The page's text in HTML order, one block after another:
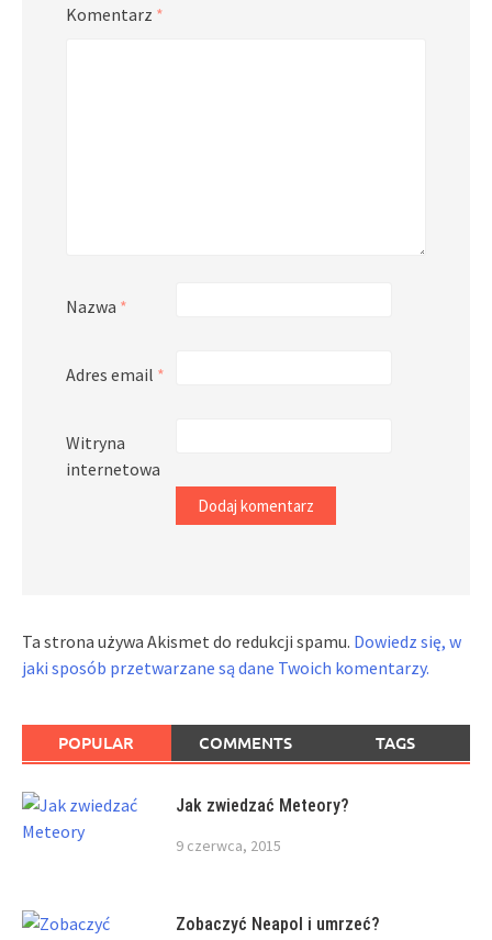
Komentarz *
Nazwa *
Adres email *
Witryna
internetowa
Ta strona używa Akismet do redukcji spamu. Dowiedz się, w
jaki sposób przetwarzane są dane Twoich komentarzy.
POPULAR COMMENTS TAGS
Jak zwiedzać Meteory?
9 czerwca, 2015
Zobaczyć Neapol i umrzeć?